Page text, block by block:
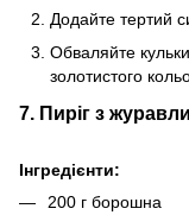
Додайте тертий
Обваляйте
золотистого
7. Пиріг з
Інгредієнти:
200 г борошна